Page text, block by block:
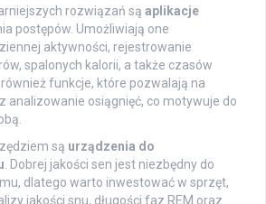
rozwiązań są aplikacje
postępów. Umożliwiają one
aktywności, rejestrowanie
spalonych kalorii, a także czasów
funkcje, które pozwalają na
analizowanie osiągnięć, co motywuje do
są urządzenia do
. Dobrej jakości sen jest niezbędny do
dlatego warto inwestować w sprzęt,
jakości snu, długości faz REM oraz